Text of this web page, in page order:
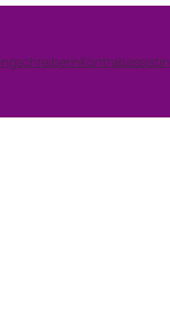
Kontrabassistin